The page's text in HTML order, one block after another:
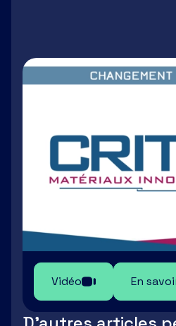
Vidéo En